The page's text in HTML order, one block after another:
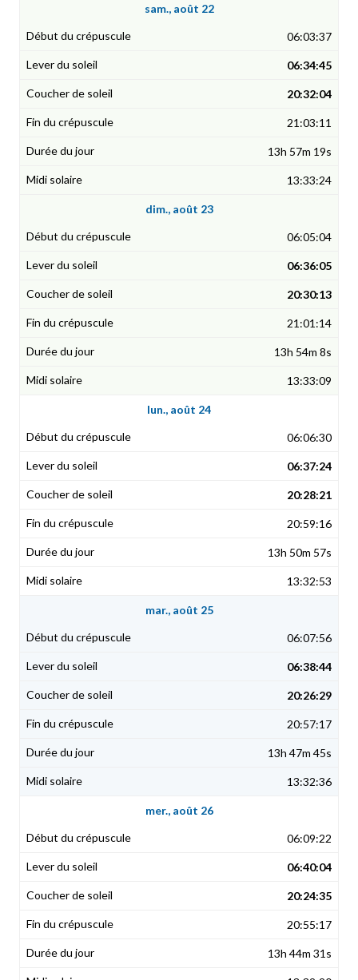
sam., août 22
06:03:37
06:34:45
20:32:04
21:03:11
13h 57m 19s
13:33:24
dim., août 23
06:05:04
06:36:05
20:30:13
21:01:14
13h 54m 8s
13:33:09
lun., août 24
06:06:30
06:37:24
20:28:21
20:59:16
13h 50m 57s
13:32:53
mar., août 25
06:07:56
06:38:44
20:26:29
20:57:17
13h 47m 45s
13:32:36
mer., août 26
06:09:22
06:40:04
20:24:35
20:55:17
13h 44m 31s